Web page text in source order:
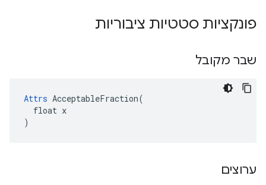
פונקציות סטטיות ציבוריות
שבר מקובל
Attrs AcceptableFraction(
  float x
)
ערוצים